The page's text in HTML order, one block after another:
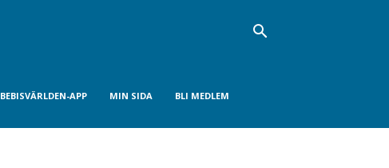
BEBISVÄRLDEN-APP MIN SIDA BLI MEDLEM